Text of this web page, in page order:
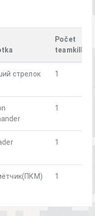
Počet
teamkillů
стрелок 1
1
1
1